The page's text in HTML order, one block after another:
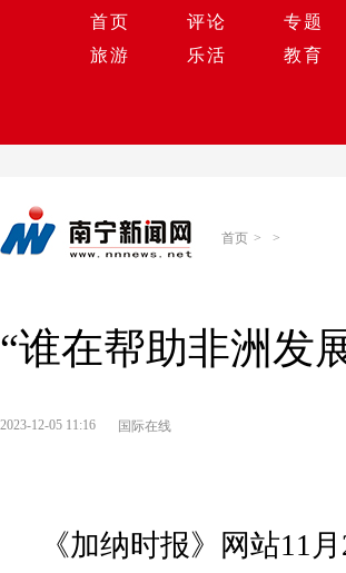
首页 评论 专题
旅游
乐活 教育
首页 > >
“谁在帮助非洲发
2023-12-05 11:16 国际在线
《加纳时报》网站11